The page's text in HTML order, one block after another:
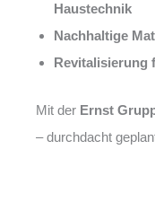
Haustechnik
Nachhaltige
Revitalisierung
Mit der Ernst
– durchdacht